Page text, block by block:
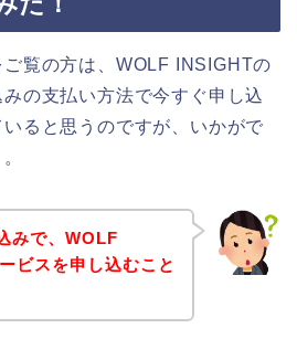
覧の方は、WOLF INSIGHTの
の支払い方法で今すぐ申し込
ると思うのですが、いかがで
みで、WOLF
ビスを申し込むこと